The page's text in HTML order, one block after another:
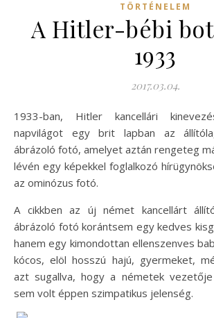
TÖRTÉNELEM
A Hitler-bébi
1933
2017.03.04.
1933-ban, Hitler kancellári kinevezése után látott
napvilágot egy brit lapban az
ábrázoló fotó, amelyet aztán rengeteg
lévén egy képekkel foglalkozó
az ominózus fotó.
A cikkben az új német kancellárt
ábrázoló fotó korántsem egy kedves
hanem egy kimondottan ellenszenves
kócos, elöl hosszú hajú, gyermeket,
azt sugallva, hogy a németek
sem volt éppen szimpatikus jelenség.